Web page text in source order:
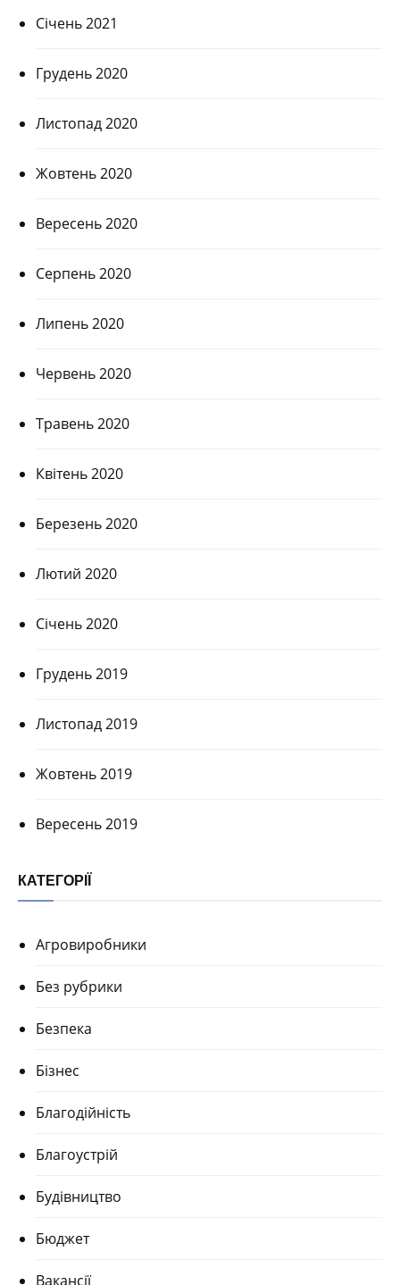
Січень 2021
Грудень 2020
Листопад 2020
Жовтень 2020
Вересень 2020
Серпень 2020
Липень 2020
Червень 2020
Травень 2020
Квітень 2020
Березень 2020
Лютий 2020
Січень 2020
Грудень 2019
Листопад 2019
Жовтень 2019
Вересень 2019
КАТЕГОРІЇ
Агровиробники
Без рубрики
Безпека
Бізнес
Благодійність
Благоустрій
Будівництво
Бюджет
Вакансії